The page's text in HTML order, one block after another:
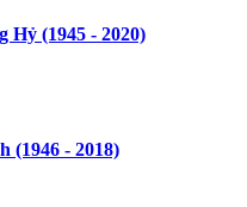
Hỷ (1945 - 2020)
(1946 - 2018)